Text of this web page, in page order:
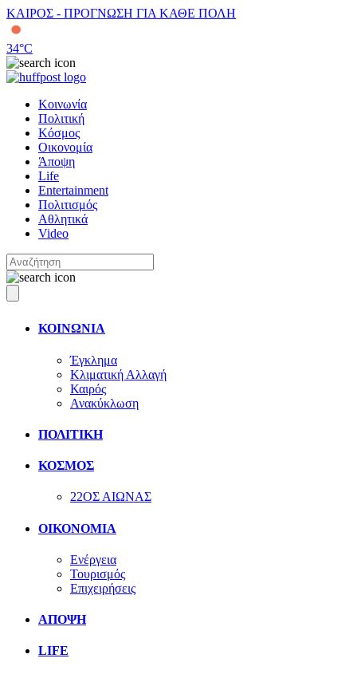
ΚΑΙΡΟΣ - ΠΡΟΓΝΩΣΗ ΓΙΑ ΚΑΘΕ ΠΟΛΗ
34°C
Κοινωνία
Πολιτική
Κόσμος
Οικονομία
Άποψη
Life
Entertainment
Πολιτισμός
Αθλητικά
Video
ΚΟΙΝΩΝΙΑ
Έγκλημα
Κλιματική Αλλαγή
Καιρός
Ανακύκλωση
ΠΟΛΙΤΙΚΗ
ΚΟΣΜΟΣ
22ΟΣ ΑΙΩΝΑΣ
ΟΙΚΟΝΟΜΙΑ
Ενέργεια
Τουρισμός
Επιχειρήσεις
ΑΠΟΨΗ
LIFE